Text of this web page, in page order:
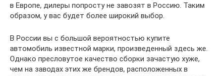
в Европе, дилеры попросту не завозят в Россию. Таким
образом, у вас будет более широкий выбор.
В России вы с большой вероятностью купите
автомобиль известной марки, произведенный здесь же.
Однако пресловутое качество сборки зачастую хуже,
чем на заводах этих же брендов, расположенных в